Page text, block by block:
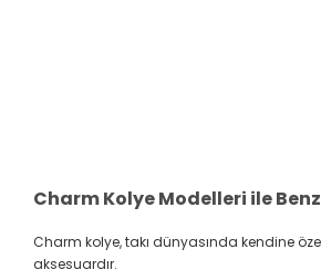
Charm kolye, takı dünyasında kendine
aksesuardır.